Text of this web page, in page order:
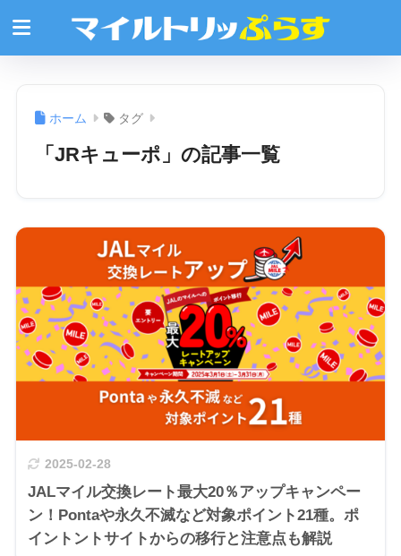
ホーム タグ
「JRキューポ」の記事一覧
2025-02-28
JALマイル交換レート最大20％アップキャンペー
ン！Pontaや永久不滅など対象ポイント21種。ポ
イントントサイトからの移行と注意点も解説